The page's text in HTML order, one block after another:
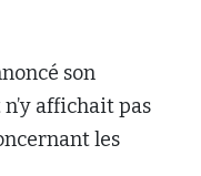
son
affichait pas
les